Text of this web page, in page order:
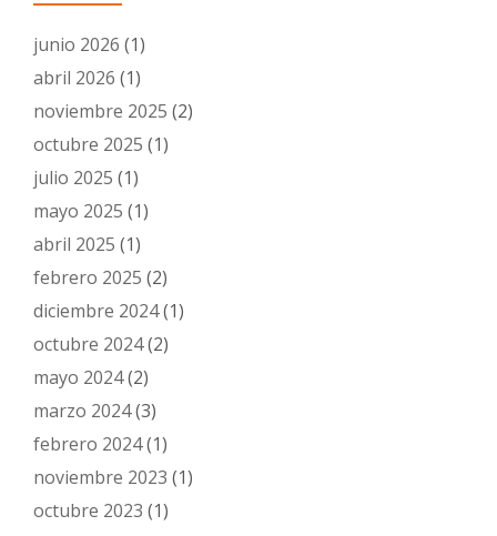
junio 2026 (1)
abril 2026 (1)
noviembre 2025 (2)
octubre 2025 (1)
julio 2025 (1)
mayo 2025 (1)
abril 2025 (1)
febrero 2025 (2)
diciembre 2024(1)
octubre 2024(2)
mayo 2024(2)
marzo 2024(3)
febrero 2024(1)
noviembre 2023 (1)
octubre 2023 (1)